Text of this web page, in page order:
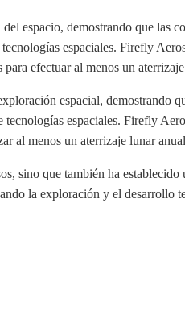
espacio, demostrando que las
espaciales. Firefly
efectuar al menos un
espacial, demostrando
espaciales. Firefly
al menos un aterrizaje lunar
sino que también ha establecido
la exploración y el desarrollo